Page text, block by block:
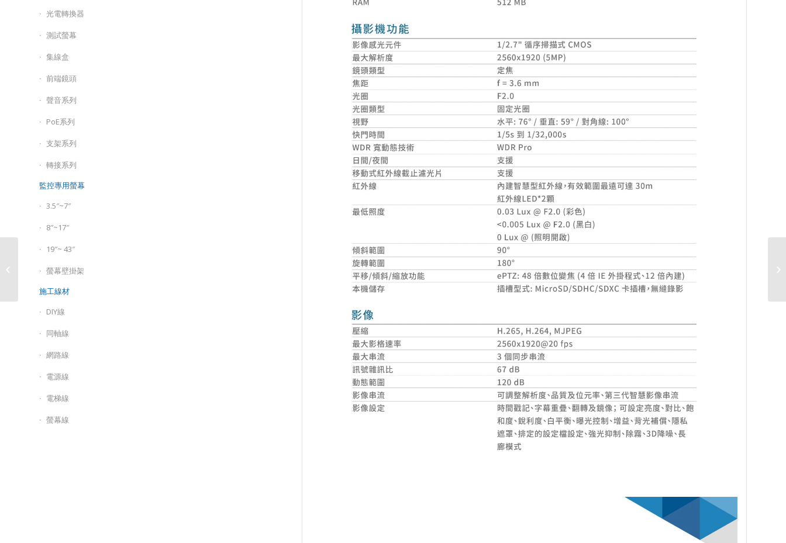
光電轉換器
測試螢幕
集線盒
前端鏡頭
聲音系列
PoE系列
支架系列
轉接系列
監控專用螢幕
3.5″~7″
8″~17″
19″~ 43″
螢幕壁掛架
施工線材
DIY線
同軸線
網路線
電源線
電梯線
螢幕線
球形網路攝影